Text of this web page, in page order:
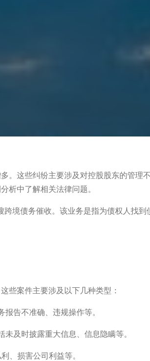
。这些纠纷主要涉及对控股股东的管理
析中了解相关法律问题。
境债务催收。该业务是指为债权人找
些案件主要涉及以下几种类型：
告不准确、违规操作等。
及时披露重大信息、信息隐瞒等。
、损害公司利益等。